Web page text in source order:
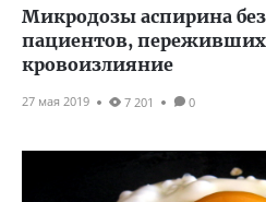
Микродозы аспирина
пациентов, переживших
кровоизлияние
27 мая 2019 7 201 0